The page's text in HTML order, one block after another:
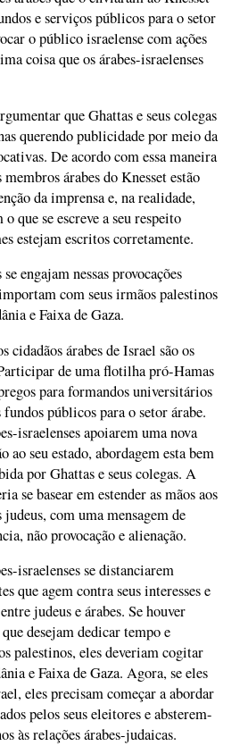
e serviços públicos para o setor
o público israelense com ações
coisa que os árabes-israelenses
que Ghattas e seus colegas
querendo publicidade por meio da
De acordo com essa maneira
membros árabes do Knesset estão
da imprensa e, na realidade,
que se escreve a seu respeito
estejam escritos corretamente.
engajam nessas provocações
com seus irmãos palestinos
e Faixa de Gaza.
cidadãos árabes de Israel são os
de uma flotilha pró-Hamas
para formandos universitários
públicos para o setor árabe.
israelenses apoiarem uma nova
ao seu estado, abordagem esta bem
por Ghattas e seus colegas. A
se basear em estender as mãos aos
judeus, com uma mensagem de
não provocação e alienação.
israelenses se distanciarem
que agem contra seus interesses e
judeus e árabes. Se houver
desejam dedicar tempo e
palestinos, eles deveriam cogitar
e Faixa de Gaza. Agora, se eles
eles precisam começar a abordar
pelos seus eleitores e absterem-
às relações árabes-judaicas.